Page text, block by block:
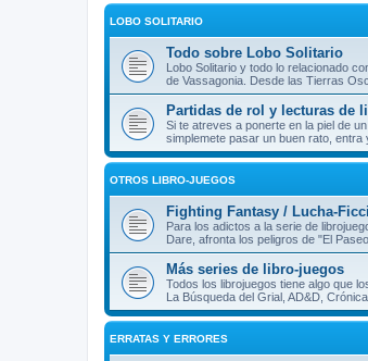
LOBO SOLITARIO
Todo sobre Lobo Solitario
Lobo Solitario y todo lo relacionado
de Vassagonia. Desde las Tierras
Partidas de rol y lecturas de
Si te atreves a ponerte en la piel de
simplemete pasar un buen rato, entra
OTROS LIBRO-JUEGOS
Fighting Fantasy / Lucha-
Para los adictos a la serie de
Dare, afronta los peligros de "El
Más series de libro-juegos
Todos los librojuegos tiene algo que
La Búsqueda del Grial, AD&D,
ERRATAS Y ERRORES